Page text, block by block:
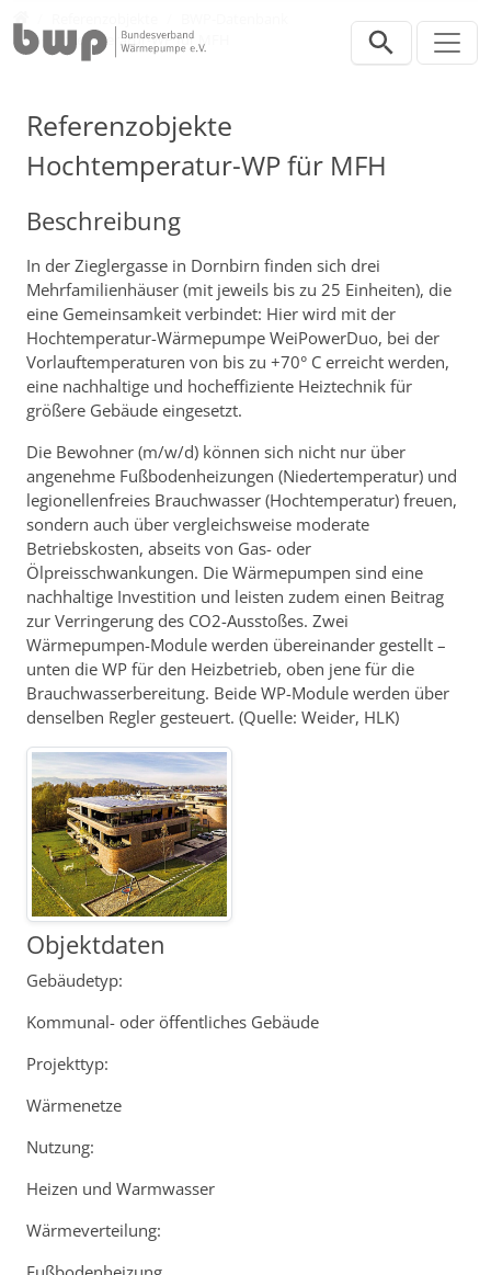
Hochtemperatur-WP für MFH
Referenzobjekte
Hochtemperatur-WP für MFH
Beschreibung
In der Zieglergasse in Dornbirn finden sich drei
Mehrfamilienhäuser (mit jeweils bis zu 25 Einheiten), die
eine Gemeinsamkeit verbindet: Hier wird mit der
Hochtemperatur-Wärmepumpe WeiPowerDuo, bei der
Vorlauftemperaturen von bis zu +70° C erreicht werden,
eine nachhaltige und hocheffiziente Heiztechnik für
größere Gebäude eingesetzt.
Die Bewohner (m/w/d) können sich nicht nur über
angenehme Fußbodenheizungen (Niedertemperatur) und
legionellenfreies Brauchwasser (Hochtemperatur) freuen,
sondern auch über vergleichsweise moderate
Betriebskosten, abseits von Gas- oder
Ölpreisschwankungen. Die Wärmepumpen sind eine
nachhaltige Investition und leisten zudem einen Beitrag
zur Verringerung des CO2-Ausstoßes. Zwei
Wärmepumpen-Module werden übereinander gestellt –
unten die WP für den Heizbetrieb, oben jene für die
Brauchwasserbereitung. Beide WP-Module werden über
denselben Regler gesteuert. (Quelle: Weider, HLK)
Objektdaten
Gebäudetyp:
Kommunal- oder öffentliches Gebäude
Projekttyp:
Wärmenetze
Nutzung:
Heizen und Warmwasser
Wärmeverteilung: